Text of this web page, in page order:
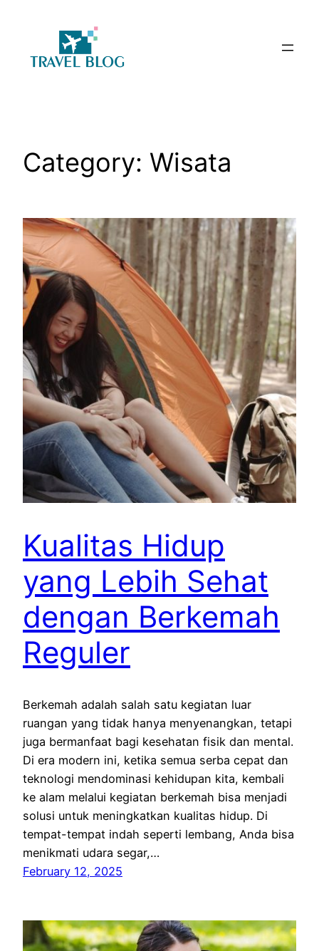
Category: Wisata
Kualitas Hidup
yang Lebih Sehat
dengan Berkemah
Reguler
Berkemah adalah salah satu kegiatan luar
ruangan yang tidak hanya menyenangkan, tetapi
juga bermanfaat bagi kesehatan fisik dan mental.
Di era modern ini, ketika semua serba cepat dan
teknologi mendominasi kehidupan kita, kembali
ke alam melalui kegiatan berkemah bisa menjadi
solusi untuk meningkatkan kualitas hidup. Di
tempat-tempat indah seperti lembang, Anda bisa
menikmati udara segar,…
February 12, 2025